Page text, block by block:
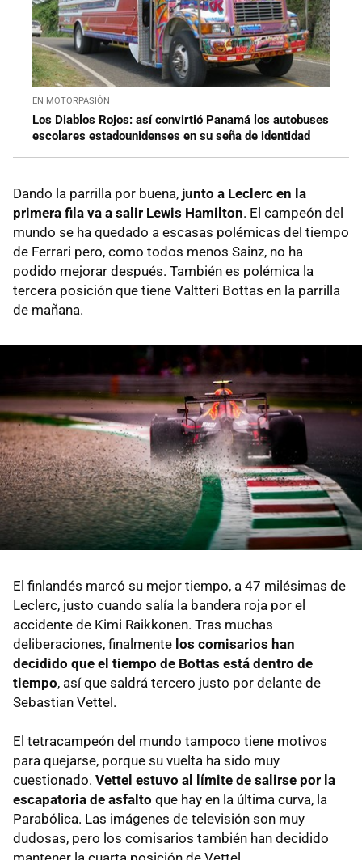
EN MOTORPASIÓN
Los Diablos Rojos: así convirtió Panamá los autobuses
escolares estadounidenses en su seña de identidad
Dando la parrilla por buena, junto a Leclerc en la
primera fila va a salir Lewis Hamilton. El campeón del
mundo se ha quedado a escasas polémicas del tiempo
de Ferrari pero, como todos menos Sainz, no ha
podido mejorar después. También es polémica la
tercera posición que tiene Valtteri Bottas en la parrilla
de mañana.
El finlandés marcó su mejor tiempo, a 47 milésimas de
Leclerc, justo cuando salía la bandera roja por el
accidente de Kimi Raikkonen. Tras muchas
deliberaciones, finalmente los comisarios han
decidido que el tiempo de Bottas está dentro de
tiempo, así que saldrá tercero justo por delante de
Sebastian Vettel.
El tetracampeón del mundo tampoco tiene motivos
para quejarse, porque su vuelta ha sido muy
cuestionado. Vettel estuvo al límite de salirse por la
escapatoria de asfalto que hay en la última curva, la
Parabólica. Las imágenes de televisión son muy
dudosas, pero los comisarios también han decidido